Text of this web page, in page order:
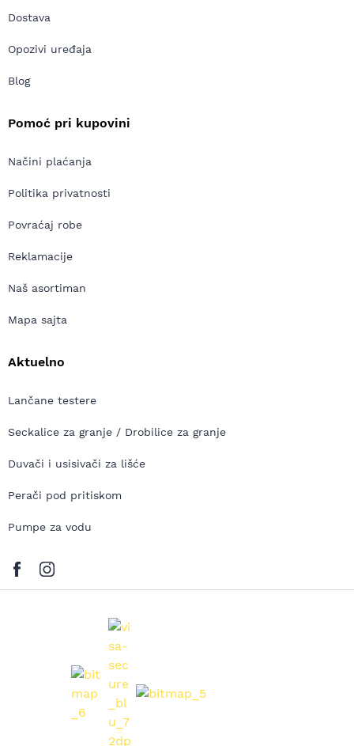
Dostava
Opozivi uređaja
Blog
Pomoć pri kupovini
Načini plaćanja
Politika privatnosti
Povraćaj robe
Reklamacije
Naš asortiman
Mapa sajta
Aktuelno
Lančane testere
Seckalice za granje / Drobilice za granje
Duvači i usisivači za lišće
Perači pod pritiskom
Pumpe za vodu